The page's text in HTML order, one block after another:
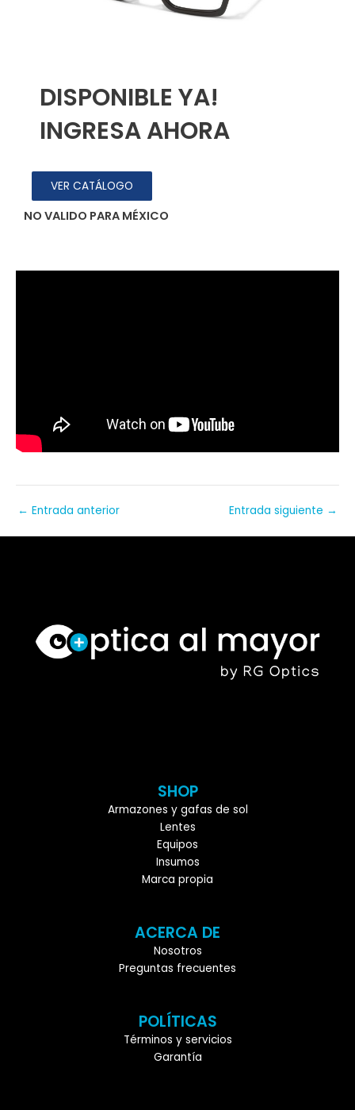
DISPONIBLE YA!
INGRESA AHORA
VER CATÁLOGO
NO VALIDO PARA MÉXICO
← Entrada anterior Entrada siguiente →
SHOP
Armazones y gafas de sol
Lentes
Equipos
Insumos
Marca propia
ACERCA DE
Nosotros
Preguntas frecuentes
POLÍTICAS
Términos y servicios
Garantía